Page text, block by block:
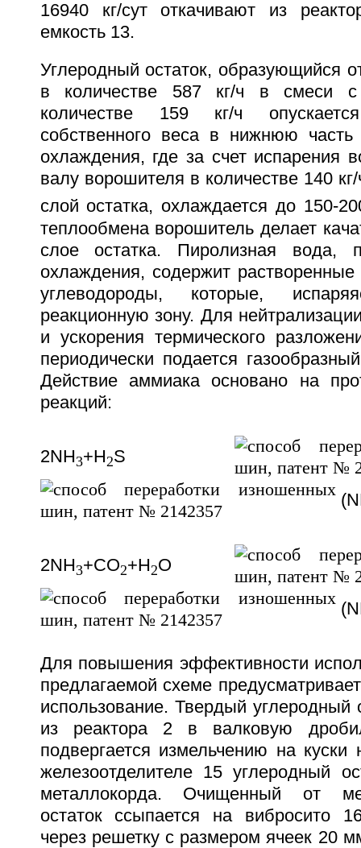
16940 кг/сут откачивают из
емкость 13.
Углеродный остаток, образующийся
в количестве 587 кг/ч в смеси
количестве 159 кг/ч
собственного веса в нижнюю
охлаждения, где за счет испарения
валу ворошителя в количестве 140
слой остатка, охлаждается до 150-
теплообмена ворошитель делает
слое остатка. Пиролизная вода,
охлаждения, содержит
углеводороды, которые,
реакционную зону. Для
и ускорения термического
периодически подается
Действие аммиака основано на
реакций:
2NH3+H2S
2NH3+CO2+H2O
Для повышения эффективности
предлагаемой схеме
использование. Твердый углеродный
из реактора 2 в валковую
подвергается измельчению на
железоотделителе 15 углеродный
металлокорда. Очищенный от
остаток ссыпается на вибросито
через решетку с размером ячеек 20